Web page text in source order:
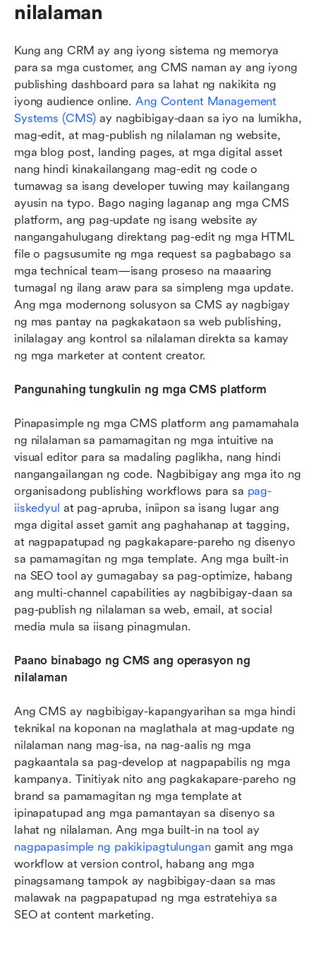
nilalaman
Kung ang CRM ay ang iyong sistema ng memorya
para sa mga customer, ang CMS naman ay ang iyong
publishing dashboard para sa lahat ng nakikita ng
iyong audience online. Ang Content Management
Systems (CMS) ay nagbibigay-daan sa iyo na lumikha,
mag-edit, at mag-publish ng nilalaman ng website,
mga blog post, landing pages, at mga digital asset
nang hindi kinakailangang mag-edit ng code o
tumawag sa isang developer tuwing may kailangang
ayusin na typo. Bago naging laganap ang mga CMS
platform, ang pag-update ng isang website ay
nangangahulugang direktang pag-edit ng mga HTML
file o pagsusumite ng mga request sa pagbabago sa
mga technical team—isang proseso na maaaring
tumagal ng ilang araw para sa simpleng mga update.
Ang mga modernong solusyon sa CMS ay nagbigay
ng mas pantay na pagkakataon sa web publishing,
inilalagay ang kontrol sa nilalaman direkta sa kamay
ng mga marketer at content creator.
Pangunahing tungkulin ng mga CMS platform
Pinapasimple ng mga CMS platform ang pamamahala
ng nilalaman sa pamamagitan ng mga intuitive na
visual editor para sa madaling paglikha, nang hindi
nangangailangan ng code. Nagbibigay ang mga ito ng
organisadong publishing workflows para sa pag-
iiskedyul at pag-apruba, iniipon sa isang lugar ang
mga digital asset gamit ang paghahanap at tagging,
at nagpapatupad ng pagkakapare-pareho ng disenyo
sa pamamagitan ng mga template. Ang mga built-in
na SEO tool ay gumagabay sa pag-optimize, habang
ang multi-channel capabilities ay nagbibigay-daan sa
pag-publish ng nilalaman sa web, email, at social
media mula sa iisang pinagmulan.
Paano binabago ng CMS ang operasyon ng
nilalaman
Ang CMS ay nagbibigay-kapangyarihan sa mga hindi
teknikal na koponan na maglathala at mag-update ng
nilalaman nang mag-isa, na nag-aalis ng mga
pagkaantala sa pag-develop at nagpapabilis ng mga
kampanya. Tinitiyak nito ang pagkakapare-pareho ng
brand sa pamamagitan ng mga template at
ipinapatupad ang mga pamantayan sa disenyo sa
nagpapasimple ng pakikipagtulungan gamit ang mga
workflow at version control, habang ang mga
pinagsamang tampok ay nagbibigay-daan sa mas
malawak na pagpapatupad ng mga estratehiya sa
SEO at content marketing.